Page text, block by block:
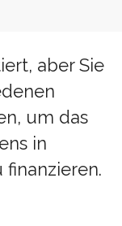
aber Sie
um das
in